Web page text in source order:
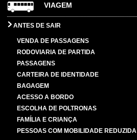
VIAGEM
ANTES DE SAIR
VENDA DE PASSAGENS
RODOVIARIA DE PARTIDA
PASSAGENS
CARTEIRA DE IDENTIDADE
BAGAGEM
ACESSO A BORDO
ESCOLHA DE POLTRONAS
FAMÍLIA E CRIANÇA
PESSOAS COM MOBILIDADE REDUZIDA